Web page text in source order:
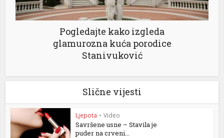
Pogledajte kako izgleda
glamurozna kuća porodice
Stanivuković
Slične vijesti
Ljepota • Video
Savršene usne – Stavila je
puder na crveni...